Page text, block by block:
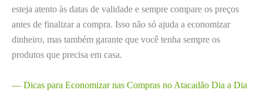
esteja atento às datas de validade e sempre compare os preços
antes de finalizar a compra. Isso não só ajuda a economizar
dinheiro, mas também garante que você tenha sempre os
produtos que precisa em casa.
— Dicas para Economizar nas Compras no Atacadão Dia a Dia